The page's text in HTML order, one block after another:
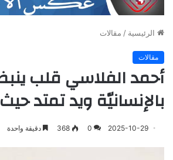
الرئيسية / مقالات
مقالات
أحمد الفلاسي قلب
بالإنسانيّة ويد تمتد
2025-10-29
0
368 دقيقة واحدة